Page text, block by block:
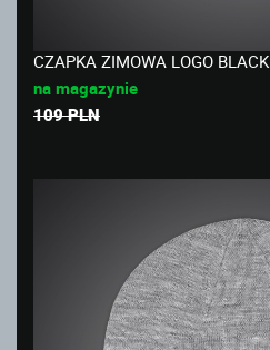
CZAPKA ZIMOWA LOGO BLACK
na magazynie
109 PLN